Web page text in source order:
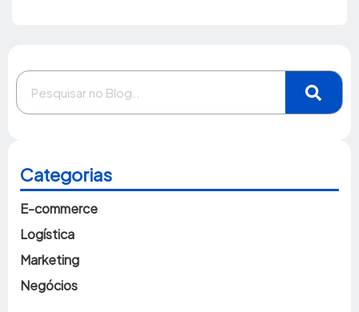
Categorias
E-commerce
Logística
Marketing
Negócios